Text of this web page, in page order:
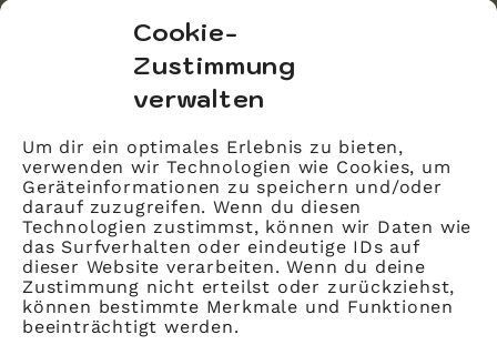
Cookie-
Zustimmung
verwalten
Um dir ein optimales Erlebnis zu bieten,
verwenden wir Technologien wie Cookies, um
Geräteinformationen zu speichern und/oder
darauf zuzugreifen. Wenn du diesen
Technologien zustimmst, können wir Daten wie
das Surfverhalten oder eindeutige IDs auf
dieser Website verarbeiten. Wenn du deine
Zustimmung nicht erteilst oder zurückziehst,
können bestimmte Merkmale und Funktionen
beeinträchtigt werden.
Markgrafenstraße 56
10117 Berlin
Impressum
Kontakt
Datenschutz
Mitglied werden
LinkedIn